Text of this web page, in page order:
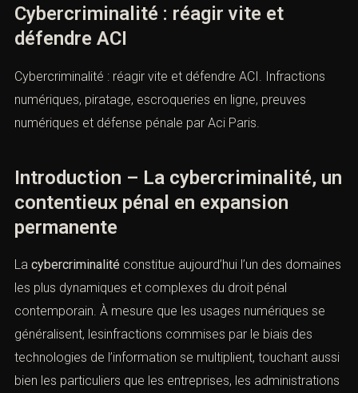
Cybercriminalité : réagir vite et
défendre ACI
Cybercriminalité : réagir vite et défendre ACI. Infractions
numériques, piratage, escroqueries en ligne, preuves
numériques et défense pénale par Aci Paris.
Introduction – La cybercriminalité,
un contentieux pénal en expansion
permanente
La cybercriminalité constitue aujourd’hui l’un des
domaines les plus dynamiques et complexes du droit
pénal contemporain. À mesure que les usages
numériques se généralisent, lesinfractions commises par
le biais des technologies de l’information se multiplient,
touchant aussi bien les particuliers que les entreprises,